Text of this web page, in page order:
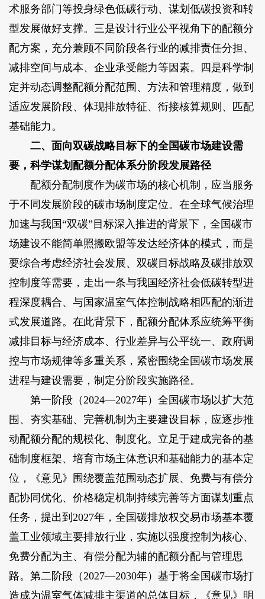
术服务部门等投身绿色低碳行动、谋划低碳投资和转
型发展做好支撑。三是设计行业公平视角下的配额分
配方案，充分兼顾不同阶段各行业的减排责任分担、
减排空间与成本、企业承受能力等因素。四是科学制
定并动态调整配额分配范围、方法和管理精度，做到
适应发展阶段、体现排放特征、衔接核算规则、匹配
基础能力。
二、面向双碳战略目标下的全国碳市场建设需
要，科学谋划配额分配体系分阶段发展路径
配额分配制度作为碳市场的核心机制，应当服务
于不同发展阶段的碳市场制度定位。在全球气候治理
加速与我国“双碳”目标深入推进的背景下，全国碳市
场建设不能简单照搬欧盟等发达经济体的模式，而是
要综合考虑经济社会发展、双碳目标战略及碳排放双
控制度等需要，走出一条与我国经济社会低碳转型进
程深度耦合、与国家温室气体控制战略相匹配的渐进
式发展道路。在此背景下，配额分配体系应统筹平衡
减排目标与经济成本、行业差异与公平统一、政府调
控与市场规律等多重关系，紧密围绕全国碳市场发展
进程与建设需要，制定分阶段实施路径。
第一阶段（2024—2027年）全国碳市场以扩大范
围、夯实基础、完善机制为主要建设目标，应逐步推
动配额分配的规模化、制度化。立足于建成完备的基
础制度框架、培育市场主体意识和基础能力的基本定
位，《意见》围绕覆盖范围动态扩展、免费与有偿分
配协同优化、价格稳定机制持续完善等方面谋划重点
任务，提出到2027年，全国碳排放权交易市场基本覆
盖工业领域主要排放行业，实施以强度控制为核心、
免费分配为主、有偿分配为辅的配额分配与管理思
路。第二阶段（2027—2030年）基于将全国碳市场打
造成为温室气体减排主渠道的总体目标，《意见》明